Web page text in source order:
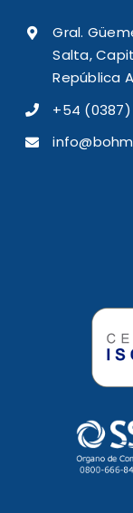
Gral.
Salta,
República
+54 (0387)